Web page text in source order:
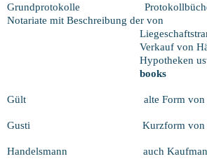
Grundprotokolle
Notariate mit Beschreibung der von
Verkauf von
Hypotheken
books
Gült alte Form
Gusti Kurzform von
Handelsmann auch